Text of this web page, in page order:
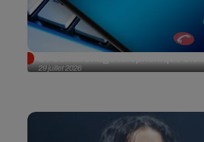
29 juillet 2026